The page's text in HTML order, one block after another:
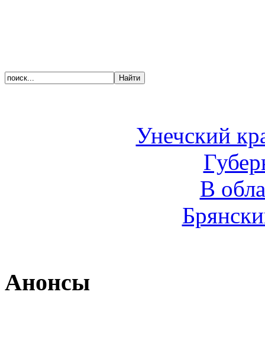
Унечский
В
Анонсы